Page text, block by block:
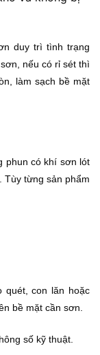
duy trì tình trạng
nếu có rỉ sét thì
làm sạch bề mặt
phun có khí sơn lót
Tùy từng sản phẩm
quét, con lăn hoặc
bề mặt cần sơn.
số kỹ thuật.